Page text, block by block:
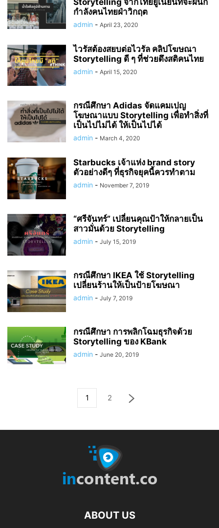
Storytelling จากไทยยูเนี่ยนที่จะผนึก
กำลังคนไทยฝ่าวิกฤต
admin - April 23, 2020
ไวรัสต้องสยบต่อไวรัล คลิปโฆษณา
Storytelling ดี ๆ ที่ช่วยดึงสติคนไทย
admin - April 15, 2020
กรณีศึกษา Adidas จัดแคมเปญ
โฆษณาแบบ Storytelling เพื่อทำสิ่งที่
เป็นไปไม่ได้ ให้เป็นไปได้
admin - March 4, 2020
Starbucks เจ้าแห่ง brand story
ตัวอย่างดีๆ ที่ธุรกิจยุคนี้ควรทำตาม
admin - November 7, 2019
“ศรีจันทร์” เปลี่ยนคุณป้าให้กลายเป็น
สาวมั่นด้วย Storytelling
admin - July 15, 2019
กรณีศึกษา IKEA ใช้ Storytelling
เปลี่ยนร้านให้เป็นป้ายโฆษณา
admin - July 7, 2019
กรณีศึกษา การพลิกโฉมธุรกิจด้วย
Storytelling ของ KBank
admin - June 20, 2019
1 2
ABOUT US